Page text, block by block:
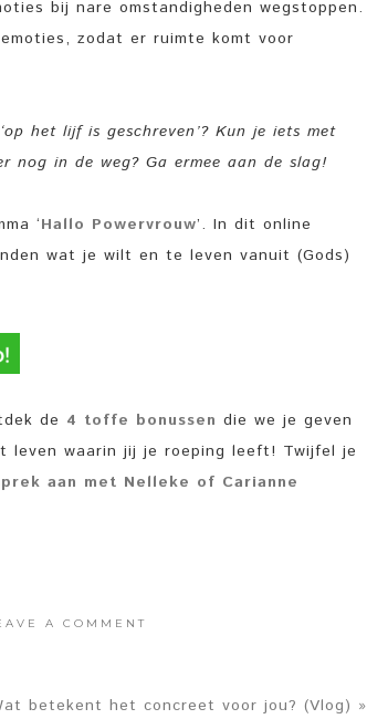
bij nare omstandigheden wegstoppen.
zodat er ruimte komt voor
het lijf is geschreven’? Kun je iets met
nog in de weg? Ga ermee aan de slag!
‘Hallo Powervrouw’. In dit online
wat je wilt en te leven vanuit (Gods)
de 4 toffe bonussen die we je geven
leven waarin jij je roeping leeft! Twijfel je
aan met Nelleke of Carianne
A COMMENT
betekent het concreet voor jou? (Vlog) »